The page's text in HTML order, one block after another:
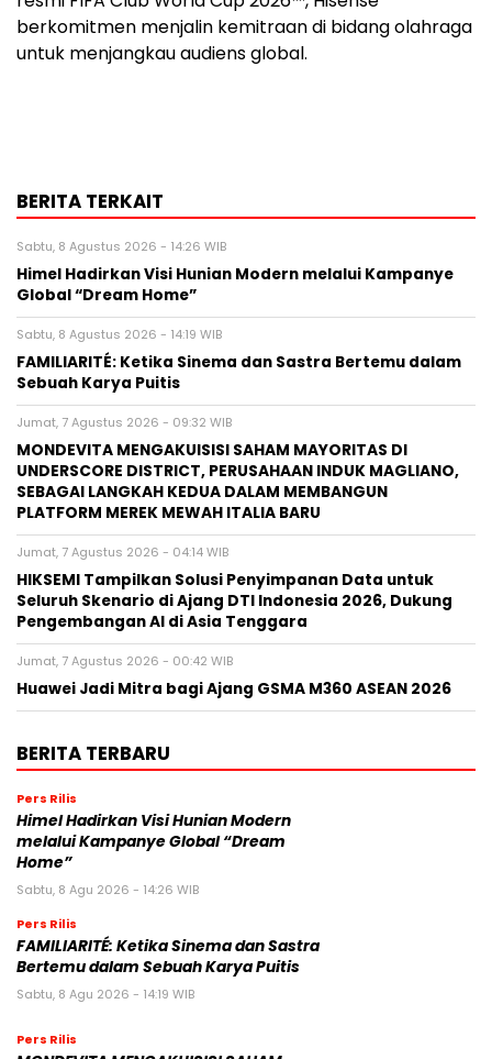
berkomitmen menjalin kemitraan di bidang olahraga
untuk menjangkau audiens global.
BERITA TERKAIT
Sabtu, 8 Agustus 2026 - 14:26 WIB
Himel Hadirkan Visi Hunian Modern melalui Kampanye
Global “Dream Home”
Sabtu, 8 Agustus 2026 - 14:19 WIB
FAMILIARITÉ: Ketika Sinema dan Sastra Bertemu dalam
Sebuah Karya Puitis
Jumat, 7 Agustus 2026 - 09:32 WIB
MONDEVITA MENGAKUISISI SAHAM MAYORITAS DI
UNDERSCORE DISTRICT, PERUSAHAAN INDUK MAGLIANO,
SEBAGAI LANGKAH KEDUA DALAM MEMBANGUN
PLATFORM MEREK MEWAH ITALIA BARU
Jumat, 7 Agustus 2026 - 04:14 WIB
HIKSEMI Tampilkan Solusi Penyimpanan Data untuk
Seluruh Skenario di Ajang DTI Indonesia 2026, Dukung
Pengembangan AI di Asia Tenggara
Jumat, 7 Agustus 2026 - 00:42 WIB
Huawei Jadi Mitra bagi Ajang GSMA M360 ASEAN 2026
BERITA TERBARU
Pers Rilis
Himel Hadirkan Visi Hunian Modern
melalui Kampanye Global “Dream
Home”
Sabtu, 8 Agu 2026 - 14:26 WIB
Pers Rilis
FAMILIARITÉ: Ketika Sinema dan Sastra
Bertemu dalam Sebuah Karya Puitis
Sabtu, 8 Agu 2026 - 14:19 WIB
Pers Rilis